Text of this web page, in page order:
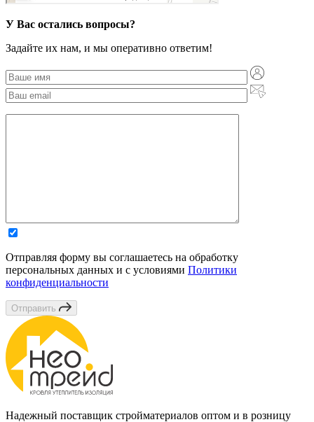
У Вас остались вопросы?
Задайте их нам, и мы оперативно ответим!
Отправляя форму вы соглашаетесь на обработку
персональных данных и с условиями Политики
конфиденциальности
Отправить
Надежный поставщик стройматериалов оптом и в розницу